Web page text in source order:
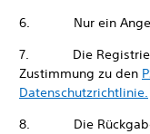
6. Nur ein
7. Die
Zustimmung zu den
Datenschutzrichtlinie.
8. Die Rückgabe